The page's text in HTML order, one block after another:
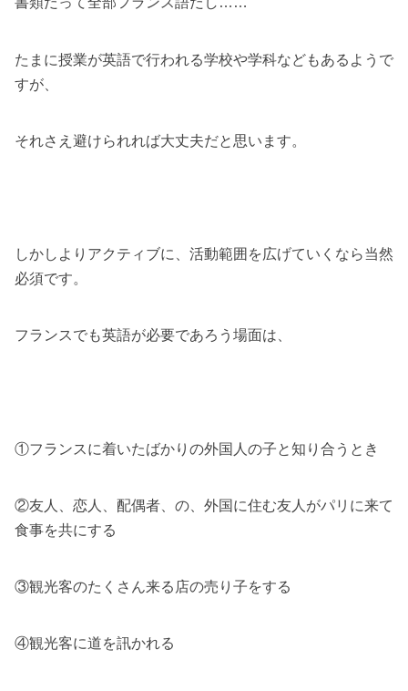
たまに授業が英語で行われる学校や学科などもあるようで
すが、
それさえ避けられれば大丈夫だと思います。
しかしよりアクティブに、活動範囲を広げていくなら当然
必須です。
フランスでも英語が必要であろう場面は、
①フランスに着いたばかりの外国人の子と知り合うとき
②友人、恋人、配偶者、の、外国に住む友人がパリに来て
食事を共にする
③観光客のたくさん来る店の売り子をする
④観光客に道を訊かれる